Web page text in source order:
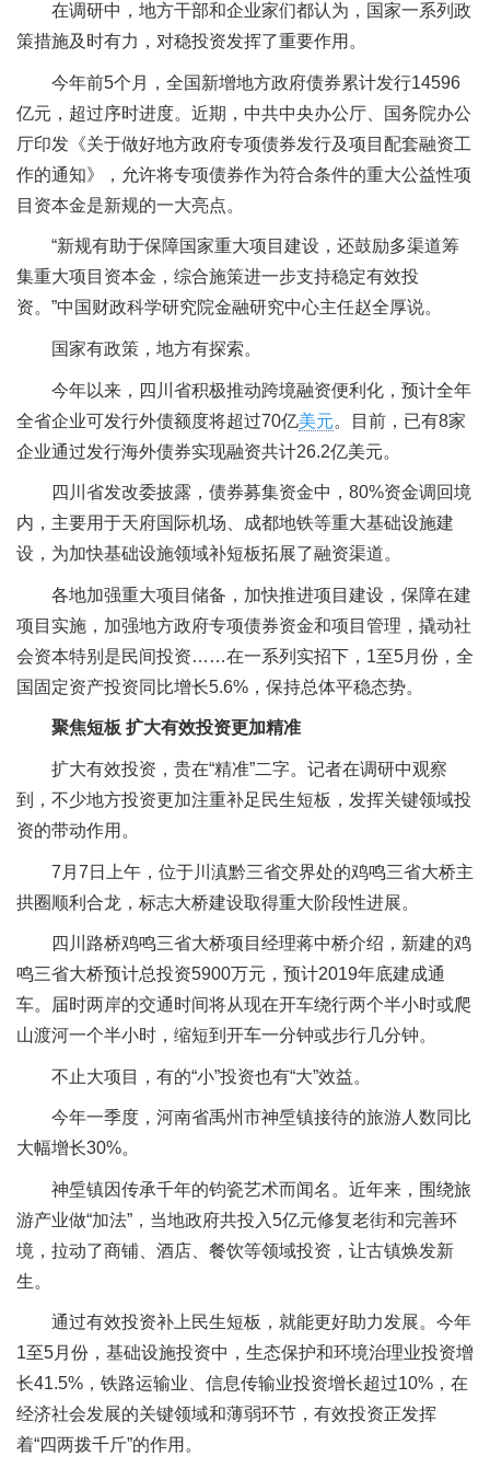
在调研中，地方干部和企业家们都认为，国家一系列政
策措施及时有力，对稳投资发挥了重要作用。
今年前5个月，全国新增地方政府债券累计发行14596
亿元，超过序时进度。近期，中共中央办公厅、国务院办公
厅印发《关于做好地方政府专项债券发行及项目配套融资工
作的通知》，允许将专项债券作为符合条件的重大公益性项
目资本金是新规的一大亮点。
“新规有助于保障国家重大项目建设，还鼓励多渠道筹
集重大项目资本金，综合施策进一步支持稳定有效投
资。”中国财政科学研究院金融研究中心主任赵全厚说。
国家有政策，地方有探索。
今年以来，四川省积极推动跨境融资便利化，预计全年
全省企业可发行外债额度将超过70亿美元。目前，已有8家
企业通过发行海外债券实现融资共计26.2亿美元。
四川省发改委披露，债券募集资金中，80%资金调回境
内，主要用于天府国际机场、成都地铁等重大基础设施建
设，为加快基础设施领域补短板拓展了融资渠道。
各地加强重大项目储备，加快推进项目建设，保障在建
项目实施，加强地方政府专项债券资金和项目管理，撬动社
会资本特别是民间投资……在一系列实招下，1至5月份，全
国固定资产投资同比增长5.6%，保持总体平稳态势。
聚焦短板 扩大有效投资更加精准
扩大有效投资，贵在“精准”二字。记者在调研中观察
到，不少地方投资更加注重补足民生短板，发挥关键领域投
资的带动作用。
7月7日上午，位于川滇黔三省交界处的鸡鸣三省大桥主
拱圈顺利合龙，标志大桥建设取得重大阶段性进展。
四川路桥鸡鸣三省大桥项目经理蒋中桥介绍，新建的鸡
鸣三省大桥预计总投资5900万元，预计2019年底建成通
车。届时两岸的交通时间将从现在开车绕行两个半小时或爬
山渡河一个半小时，缩短到开车一分钟或步行几分钟。
不止大项目，有的“小”投资也有“大”效益。
今年一季度，河南省禹州市神垕镇接待的旅游人数同比
大幅增长30%。
神垕镇因传承千年的钧瓷艺术而闻名。近年来，围绕旅
游产业做“加法”，当地政府共投入5亿元修复老街和完善环
境，拉动了商铺、酒店、餐饮等领域投资，让古镇焕发新
生。
通过有效投资补上民生短板，就能更好助力发展。今年
1至5月份，基础设施投资中，生态保护和环境治理业投资增
长41.5%，铁路运输业、信息传输业投资增长超过10%，在
经济社会发展的关键领域和薄弱环节，有效投资正发挥
着“四两拨千斤”的作用。